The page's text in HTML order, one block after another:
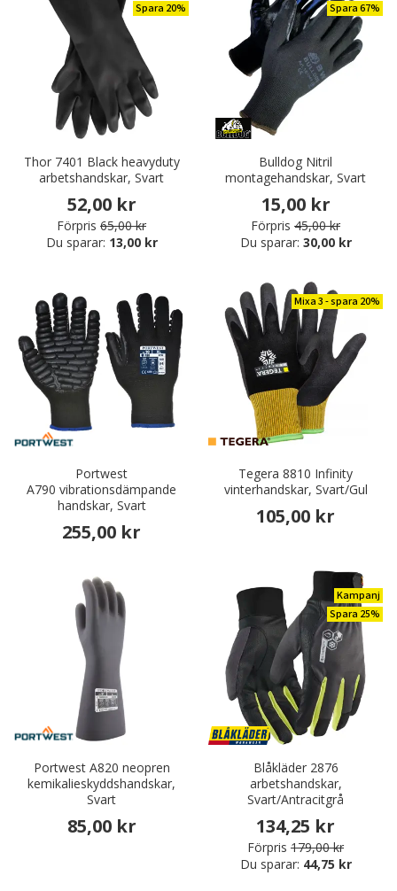
Spara 20%
Thor 7401 Black heavyduty
arbetshandskar, Svart
52,00 kr
Förpris 65,00 kr
Du sparar: 13,00 kr
Spara 67%
Bulldog Nitril
montagehandskar, Svart
15,00 kr
Förpris 45,00 kr
Du sparar: 30,00 kr
Portwest
A790 vibrationsdämpande
handskar, Svart
255,00 kr
Mixa 3 - spara 20%
Tegera 8810 Infinity
vinterhandskar, Svart/Gul
105,00 kr
Portwest A820 neopren
kemikalieskyddshandskar,
Svart
85,00 kr
Kampanj
Spara 25%
Blåkläder 2876
arbetshandskar,
Svart/Antracitgrå
134,25 kr
Förpris 179,00 kr
Du sparar: 44,75 kr